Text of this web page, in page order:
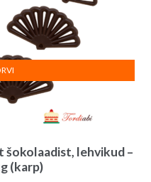
lehvikud –
(karp)